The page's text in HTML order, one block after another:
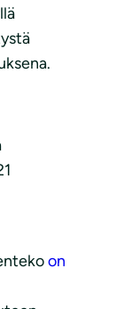
on